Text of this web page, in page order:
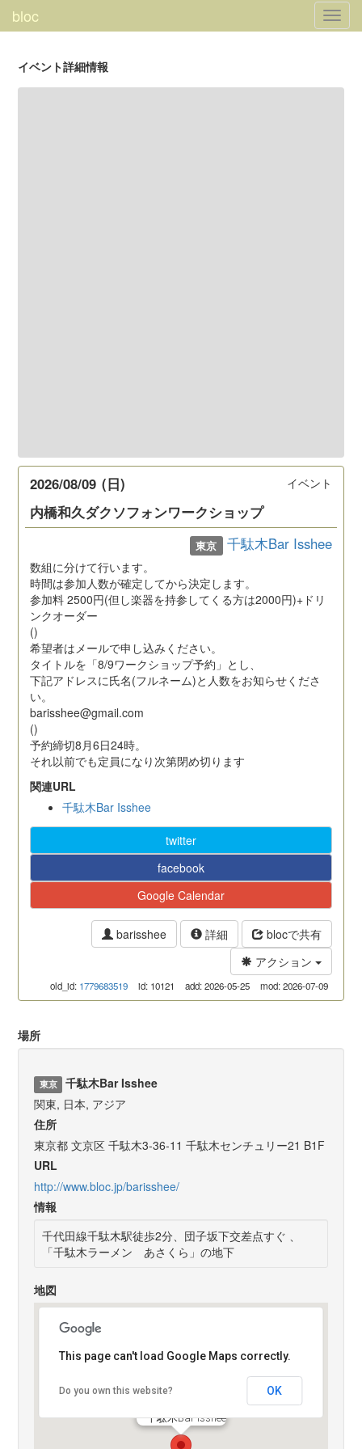
bloc
イベント詳細情報
イベント
2026/08/09 (日)
内橋和久ダクソフォンワークショップ
東京 千駄木Bar Isshee
数組に分けて行います。
時間は参加人数が確定してから決定します。
参加料 2500円(但し楽器を持参してくる方は2000円)+ドリ
ンクオーダー
()
希望者はメールで申し込みください。
タイトルを「8/9ワークショップ予約」とし、
下記アドレスに氏名(フルネーム)と人数をお知らせくださ
い。
barisshee@gmail.com
()
予約締切8月6日24時。
それ以前でも定員になり次第閉め切ります
関連URL
千駄木Bar Isshee
twitter
facebook
Google Calendar
barisshee 詳細
blocで共有
アクション
old_id: 1779683519 id: 10121 add: 2026-05-25 mod: 2026-07-09
場所
東京 千駄木Bar Isshee
関東, 日本, アジア
住所
東京都 文京区 千駄木3-36-11 千駄木センチュリー21 B1F
URL
http://www.bloc.jp/barisshee/
情報
千代田線千駄木駅徒歩2分、団子坂下交差点すぐ 、
「千駄木ラーメン あさくら」の地下
地図
千駄木Bar Isshee
This page can't load Google Maps correctly.
Do you own this website? OK